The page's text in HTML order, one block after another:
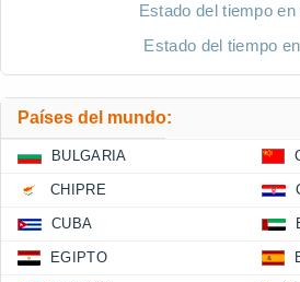
Estado del tiempo
Estado del tiempo
Países del mundo:
BULGARIA
CHIPRE
CUBA
EGIPTO